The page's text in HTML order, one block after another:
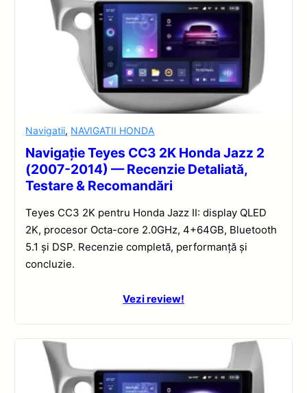
Navigatii, NAVIGATII HONDA
Navigație Teyes CC3 2K Honda Jazz 2
(2007-2014) — Recenzie Detaliată,
Testare & Recomandări
Teyes CC3 2K pentru Honda Jazz II: display QLED
2K, procesor Octa-core 2.0GHz, 4+64GB, Bluetooth
5.1 și DSP. Recenzie completă, performanță și
concluzie.
Vezi review!